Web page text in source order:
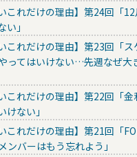
これだけの理由】第24回「
」
これだけの理由】第23回「
ってはいけない…先週なぜ大
これだけの理由】第22回「
けない」
これだけの理由】第21回「
ンバーはもう忘れよう」